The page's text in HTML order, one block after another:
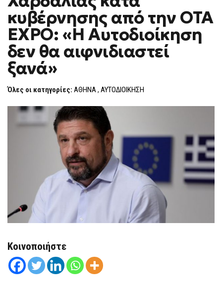
O
ΚΑΤΆ
ΚΥΒΈΡΝΗΣΗΣ
ΑΠΌ
ΤΗΝ
OTA
EXPO:
«Η
ΑΥΤΟΔΙΟΊΚΗΣΗ
ΞΑΝΆ»
κυβέρνησης από την OTA
EXPO: «Η Αυτοδιοίκηση
δεν θα αιφνιδιαστεί
ξανά»
Όλες οι κατηγορίες: ΑΘΗΝΑ, ΑΥΤΟΔΙΟΙΚΗΣΗ
Κοινοποιήστε